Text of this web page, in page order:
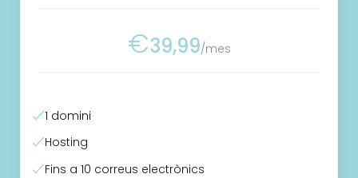
€39,99/mes
1 domini
Hosting
Fins a 10 correus electrònics